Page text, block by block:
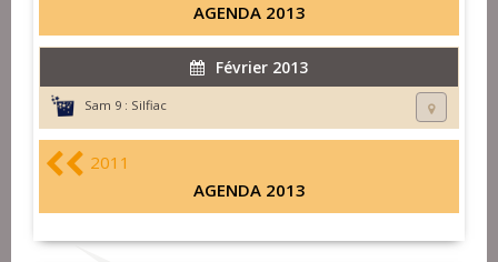
AGENDA 2013
Février 2013
Sam 9 : Silfiac
2011
AGENDA 2013